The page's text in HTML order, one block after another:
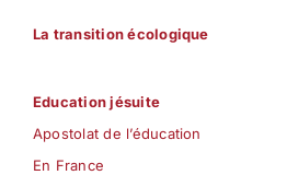
La transition écologique
Education jésuite
Apostolat de l’éducation
En France